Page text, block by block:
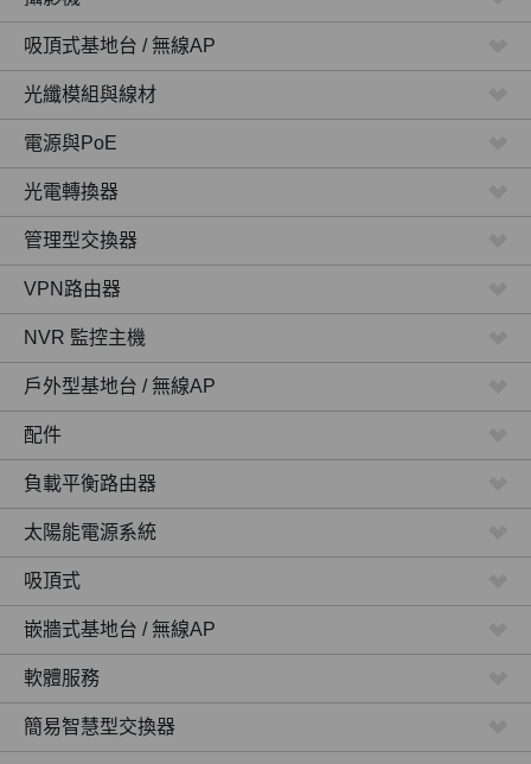
吸頂式基地台 / 無線AP
光纖模組與線材
電源與PoE
光電轉換器
管理型交換器
VPN路由器
NVR 監控主機
戶外型基地台 / 無線AP
配件
負載平衡路由器
太陽能電源系統
吸頂式
嵌牆式基地台 / 無線AP
軟體服務
簡易智慧型交換器